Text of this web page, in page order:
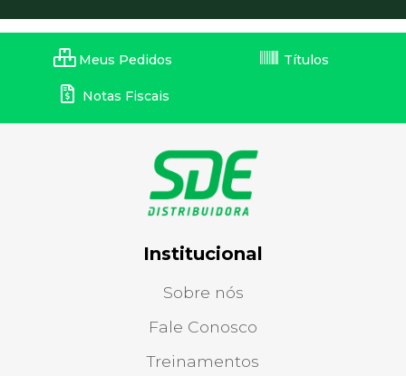
Meus Pedidos Títulos
Notas Fiscais
Institucional
Sobre nós
Fale Conosco
Treinamentos